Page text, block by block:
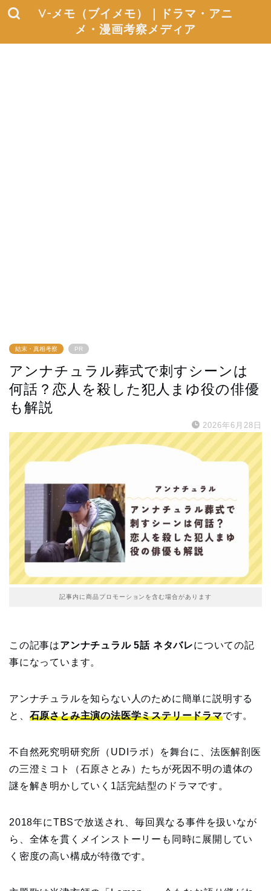
V-メモ（ブイメモ）｜ドラマ・アニ
メ・漫画考察メディア
結末・真相考察 PR
アンナチュラル葬式で刺すシーンは
何話？恋人を殺した犯人まゆ役の俳優
も解説
2026年6月28日
記事内に商品プロモーションを含む場合があります
この記事はアンナチュラル 5話 ネタバレについての記
事になっています。
アンナチュラルを知らない人のために簡単に説明する
と、 石原さとみ主演の法医学ミステリードラマです。
不自然死究明研究所（UDIラボ）を舞台に、法医解剖医
の三澄ミコト（石原さとみ）たちが死因不明の遺体の
謎を解き明かしていく1話完結型のドラマです。
2018年にTBSで放送され、毎回異なる事件を扱いなが
ら、全体を貫くメインストーリーも同時に展開してい
く密度の高い構成が特徴です。